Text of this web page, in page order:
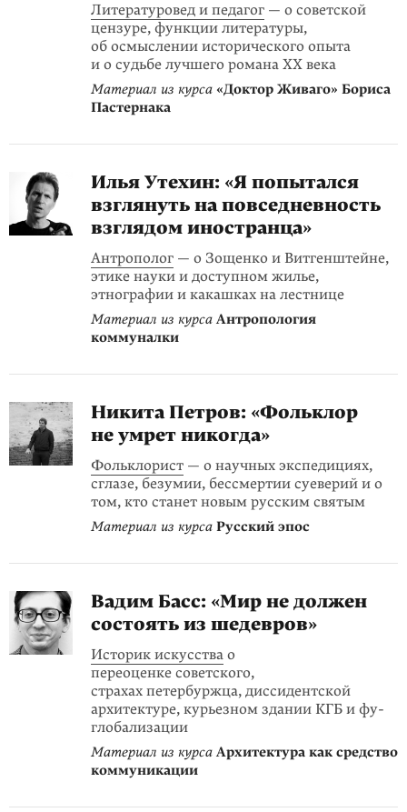
Литературовед и педагог — о советской
цензуре, функции литературы,
об осмыслении исторического опыта
и о судьбе лучшего романа XX века
Материал из курса «Доктор Живаго» Бориса
Пастернака
Илья Утехин: «Я попытался
взглянуть на повседневность
взглядом иностранца»
Антрополог — о Зощенко и Витгенштейне,
этике науки и доступном жилье,
этнографии и какашках на лестнице
Материал из курса Антропология
коммуналки
Никита Петров: «Фольклор
не умрет никогда»
Фольклорист — о научных экспедициях,
сглазе, безумии, бессмертии суеверий и о
том, кто станет новым русским святым
Материал из курса Русский эпос
Вадим Басс: «Мир не должен
состоять из шедевров»
Историк искусства о
переоценке советского,
страхах петербуржца, диссидентской
архитектуре, курьезном здании КГБ и фу-
глобализации
Материал из курса Архитектура как средство
коммуникации